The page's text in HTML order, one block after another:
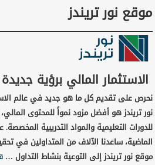
موقع نور تريندز
الاستثمار المالي برؤية جديدة
نحرص على تقديم كل ما هو جديد في عالم
نور تريندز هو أفضل مزود نمواً للمحتوى
للدورات التعليمية والمواد التدريبية
الماضية، ساعدنا الآلاف من المتداولين في
موقع نور تريندز إلى التوعية بنشاط التداول …